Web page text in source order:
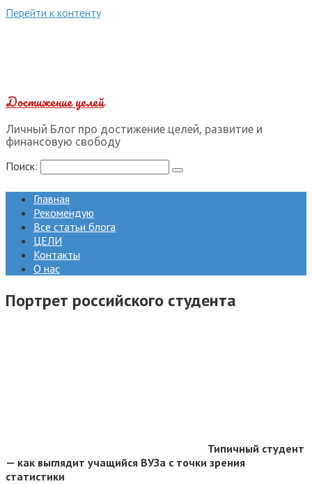
Перейти к контенту
Достижение целей
Личный Блог про достижение целей, развитие и
финансовую свободу
Поиск:
Главная
Рекомендую
Все статьи блога
ЦЕЛИ
Контакты
О нас
Портрет российского студента
Типичный студент
— как выглядит учащийся ВУЗа с точки зрения
статистики